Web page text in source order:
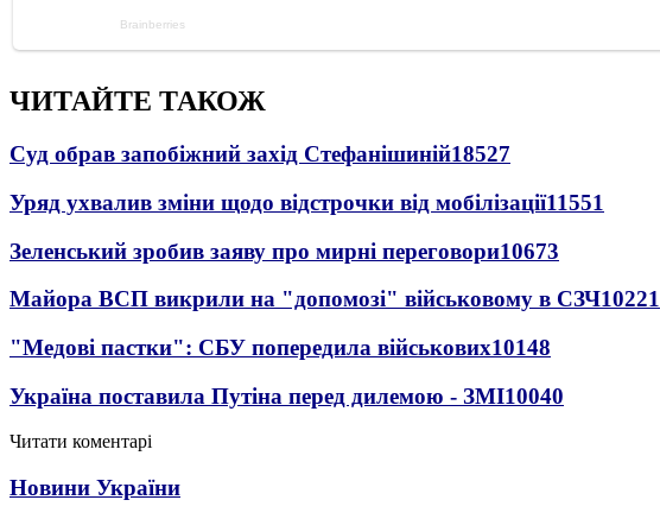
ЧИТАЙТЕ ТАКОЖ
Суд обрав запобіжний захід Стефанішиній18527
Уряд ухвалив зміни щодо відстрочки від мобілізації11551
Зеленський зробив заяву про мирні переговори10673
Майора ВСП викрили на "допомозі" військовому в СЗЧ10221
"Медові пастки": СБУ попередила військових10148
Україна поставила Путіна перед дилемою - ЗМІ10040
Читати коментарі
Новини України